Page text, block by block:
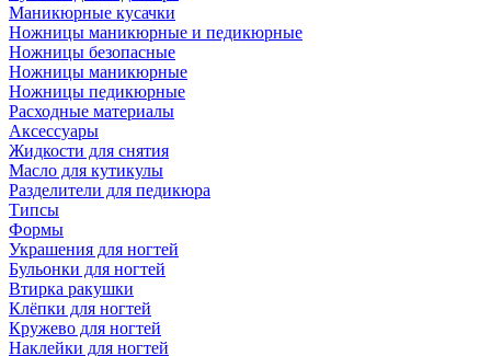
Маникюрные кусачки
Ножницы маникюрные и педикюрные
Ножницы безопасные
Ножницы маникюрные
Ножницы педикюрные
Расходные материалы
Аксессуары
Жидкости для снятия
Масло для кутикулы
Разделители для педикюра
Типсы
Формы
Украшения для ногтей
Бульонки для ногтей
Втирка ракушки
Клёпки для ногтей
Кружево для ногтей
Наклейки для ногтей